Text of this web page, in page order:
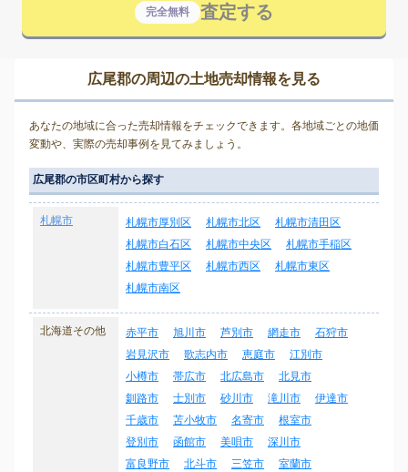
完全無料 査定する
広尾郡の周辺の土地売却情報を見る
あなたの地域に合った売却情報をチェックできます。各地域ごとの地価
変動や、実際の売却事例を見てみましょう。
広尾郡の市区町村から探す
札幌市 札幌市厚別区 札幌市北区
札幌市清田区
札幌市白石区
札幌市中央区
札幌市手稲区
札幌市豊平区
札幌市西区
札幌市東区
札幌市南区
北海道その他 赤平市 旭川市 芦別市 網走市
石狩市
岩見沢市
歌志内市 恵庭市
江別市
小樽市
帯広市 北広島市
北見市
釧路市
士別市 砂川市 滝川市
伊達市
千歳市
苫小牧市 名寄市
根室市
登別市
函館市 美唄市
深川市
富良野市
北斗市 三笠市
室蘭市